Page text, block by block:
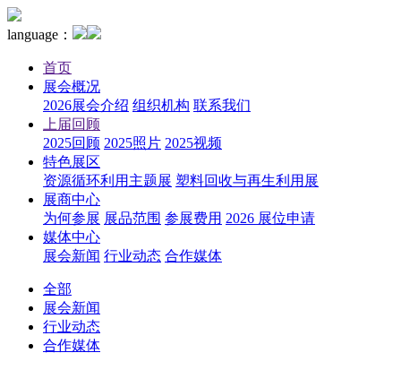
language：
首页
展会概况
2026展会介绍 组织机构 联系我们
上届回顾
2025回顾 2025照片 2025视频
特色展区
资源循环利用主题展 塑料回收与再生利用展
展商中心
为何参展 展品范围 参展费用 2026 展位申请
媒体中心
展会新闻 行业动态 合作媒体
全部
展会新闻
行业动态
合作媒体